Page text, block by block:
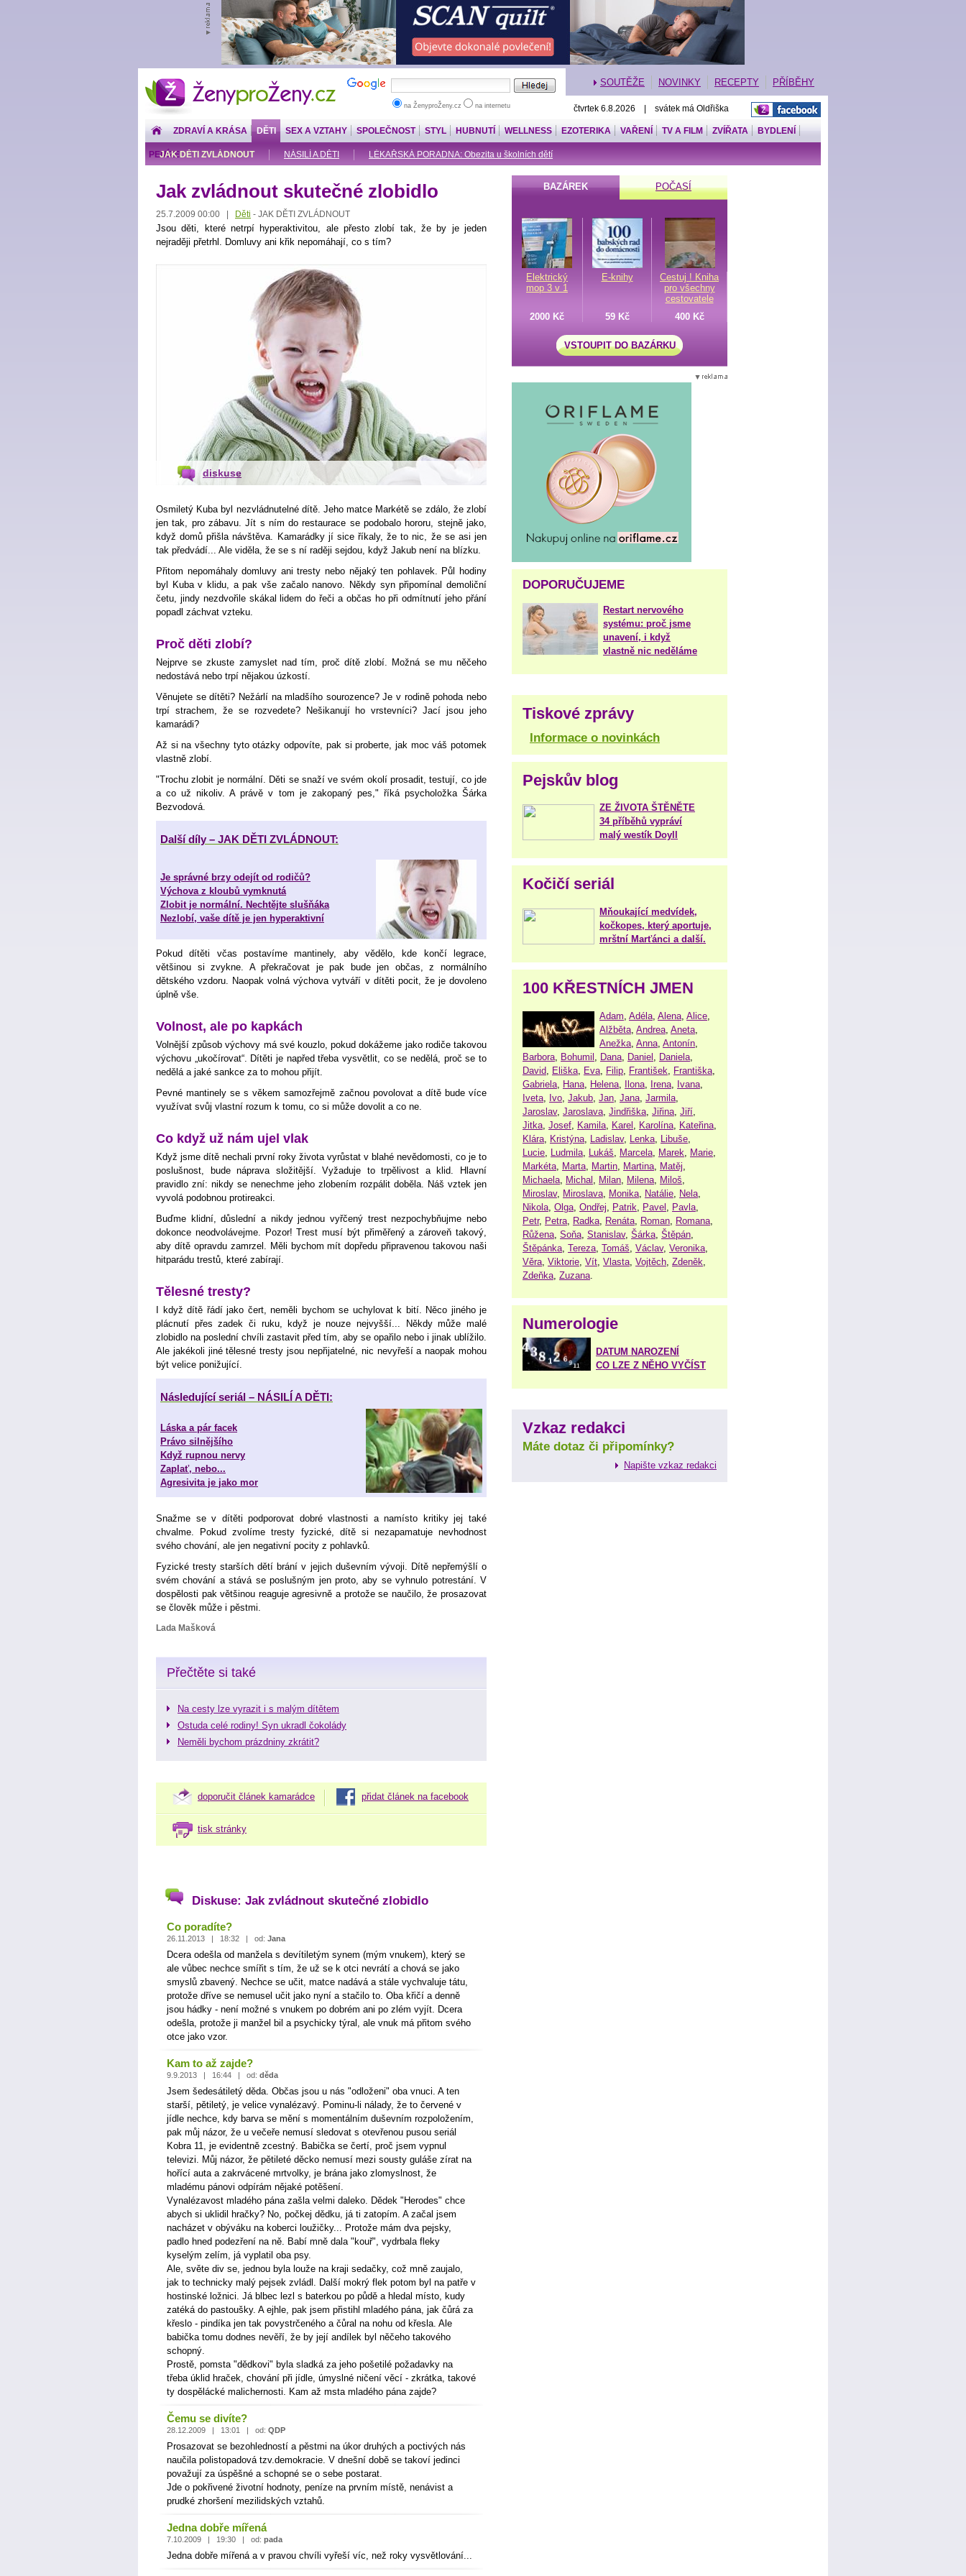
ŽenyproŽeny.cz
na ŽenyproŽeny.cz na internetu
SOUTĚŽE NOVINKY RECEPTY PŘÍBĚHY
čtvrtek 6.8.2026 | svátek má Oldřiška
ZDRAVÍ A KRÁSA DĚTI
JAK DĚTI ZVLÁDNOUT NÁSILÍ A DĚTI LÉKAŘSKÁ PORADNA: Obezita u školních dětí
SEX A VZTAHY SPOLEČNOST STYL HUBNUTÍ WELLNESS EZOTERIKA VAŘENÍ TV A FILM ZVÍŘATA BYDLENÍ
PENÍZE
Jak zvládnout skutečné zlobidlo
25.7.2009 00:00 | Děti - JAK DĚTI ZVLÁDNOUT
Jsou děti, které netrpí hyperaktivitou, ale přesto zlobí tak, že by je jeden
nejraději přetrhl. Domluvy ani křik nepomáhají, co s tím?
diskuse
Osmiletý Kuba byl nezvládnutelné dítě. Jeho matce Markétě se zdálo, že zlobí
jen tak, pro zábavu. Jít s ním do restaurace se podobalo hororu, stejně jako,
když domů přišla návštěva. Kamarádky jí sice říkaly, že to nic, že se asi jen
tak předvádí... Ale viděla, že se s ní raději sejdou, když Jakub není na blízku.
Přitom nepomáhaly domluvy ani tresty nebo nějaký ten pohlavek. Půl hodiny
byl Kuba v klidu, a pak vše začalo nanovo. Někdy syn připomínal demoliční
četu, jindy nezdvořile skákal lidem do řeči a občas ho při odmítnutí jeho přání
popadl záchvat vzteku.
Proč děti zlobí?
Nejprve se zkuste zamyslet nad tím, proč dítě zlobí. Možná se mu něčeho
nedostává nebo trpí nějakou úzkostí.
Věnujete se dítěti? Nežárlí na mladšího sourozence? Je v rodině pohoda nebo
trpí strachem, že se rozvedete? Nešikanují ho vrstevníci? Jací jsou jeho
kamarádi?
Až si na všechny tyto otázky odpovíte, pak si proberte, jak moc váš potomek
vlastně zlobí.
"Trochu zlobit je normální. Děti se snaží ve svém okolí prosadit, testují, co jde
a co už nikoliv. A právě v tom je zakopaný pes," říká psycholožka Šárka
Bezvodová.
Další díly – JAK DĚTI ZVLÁDNOUT:
Je správné brzy odejít od rodičů?
Výchova z kloubů vymknutá
Zlobit je normální. Nechtějte slušňáka
Nezlobí, vaše dítě je jen hyperaktivní
Pokud dítěti včas postavíme mantinely, aby vědělo, kde končí legrace,
většinou si zvykne. A překračovat je pak bude jen občas, z normálního
dětského vzdoru. Naopak volná výchova vytváří v dítěti pocit, že je dovoleno
úplně vše.
Volnost, ale po kapkách
Volnější způsob výchovy má své kouzlo, pokud dokážeme jako rodiče takovou
výchovu „ukočírovat“. Dítěti je napřed třeba vysvětlit, co se nedělá, proč se to
nedělá a jaké sankce za to mohou přijít.
Pevné mantinely se s věkem samozřejmě začnou povolovat a dítě bude více
využívat svůj vlastní rozum k tomu, co si může dovolit a co ne.
Co když už nám ujel vlak
Když jsme dítě nechali první roky života vyrůstat v blahé nevědomosti, co je to
poslušnost, bude náprava složitější. Vyžaduje to trpělivost a klid. Hlavní
pravidlo zní: nikdy se nenechme jeho zlobením rozpálit doběla. Náš vztek jen
vyvolá podobnou protireakci.
Buďme klidní, důslední a nikdy jednou vyřčený trest nezpochybňujme nebo
dokonce neodvolávejme. Pozor! Trest musí být přiměřený a zároveň takový,
aby dítě opravdu zamrzel. Měli bychom mít dopředu připravenou takovou naši
hitparádu trestů, které zabírají.
Tělesné tresty?
I když dítě řádí jako čert, neměli bychom se uchylovat k bití. Něco jiného je
plácnutí přes zadek či ruku, když je nouze nejvyšší... Někdy může malé
zlobidlo na poslední chvíli zastavit před tím, aby se opařilo nebo i jinak ublížilo.
Ale jakékoli jiné tělesné tresty jsou nepřijatelné, nic nevyřeší a naopak mohou
být velice ponižující.
Následující seriál – NÁSILÍ A DĚTI:
Láska a pár facek
Právo silnějšího
Když rupnou nervy
Zaplať, nebo...
Agresivita je jako mor
Snažme se v dítěti podporovat dobré vlastnosti a namísto kritiky jej také
chvalme. Pokud zvolíme tresty fyzické, dítě si nezapamatuje nevhodnost
svého chování, ale jen negativní pocity z pohlavků.
Fyzické tresty starších dětí brání v jejich duševním vývoji. Dítě nepřemýšlí o
svém chování a stává se poslušným jen proto, aby se vyhnulo potrestání. V
dospělosti pak většinou reaguje agresivně a protože se naučilo, že prosazovat
se člověk může i pěstmi.
Lada Mašková
Přečtěte si také
Na cesty lze vyrazit i s malým dítětem
Ostuda celé rodiny! Syn ukradl čokolády
Neměli bychom prázdniny zkrátit?
doporučit článek kamarádce přidat článek na facebook
tisk stránky
Diskuse: Jak zvládnout skutečné zlobidlo
Co poradíte?
26.11.2013 | 18:32 | od: Jana
Dcera odešla od manžela s devítiletým synem (mým vnukem), který se
ale vůbec nechce smířit s tím, že už se k otci nevrátí a chová se jako
smyslů zbavený. Nechce se učit, matce nadává a stále vychvaluje tátu,
protože dříve se nemusel učit jako nyní a stačilo to. Oba křičí a denně
jsou hádky - není možné s vnukem po dobrém ani po zlém vyjít. Dcera
odešla, protože ji manžel bil a psychicky týral, ale vnuk má přitom svého
otce jako vzor.
Kam to až zajde?
9.9.2013 | 16:44 | od: děda
Jsem šedesátiletý děda. Občas jsou u nás "odloženi" oba vnuci. A ten
starší, pětiletý, je velice vynalézavý. Pominu-li nálady, že to červené v
jídle nechce, kdy barva se mění s momentálním duševním rozpoložením,
pak můj názor, že u večeře nemusí sledovat s otevřenou pusou seriál
Kobra 11, je evidentně zcestný. Babička se čertí, proč jsem vypnul
televizi. Můj názor, že pětileté děcko nemusí mezi sousty guláše zírat na
hořící auta a zakrvácené mrtvolky, je brána jako zlomyslnost, že
mladému pánovi odpírám nějaké potěšení.
Vynalézavost mladého pána zašla velmi daleko. Dědek "Herodes" chce
abych si uklidil hračky? No, počkej dědku, já ti zatopím. A začal jsem
nacházet v obýváku na koberci loužičky... Protože mám dva pejsky,
padlo hned podezření na ně. Babí mně dala "kouř", vydrbala fleky
kyselým zelím, já vyplatil oba psy.
Ale, světe div se, jednou byla louže na kraji sedačky, což mně zaujalo,
jak to technicky malý pejsek zvládl. Další mokrý flek potom byl na patře v
hostinské ložnici. Já blbec lezl s baterkou po půdě a hledal místo, kudy
zatéká do pastoušky. A ejhle, pak jsem přistihl mladého pána, jak čůrá za
křeslo - pindíka jen tak povystrčeného a čůral na nohu od křesla. Ale
babička tomu dodnes nevěří, že by její andílek byl něčeho takového
schopný.
Prostě, pomsta "dědkovi" byla sladká za jeho pošetilé požadavky na
třeba úklid hraček, chování při jídle, úmyslné ničení věcí - zkrátka, takové
ty dospělácké malichernosti. Kam až msta mladého pána zajde?
Čemu se divíte?
28.12.2009 | 13:01 | od: QDP
Prosazovat se bezohledností a pěstmi na úkor druhých a poctivých nás
naučila polistopadová tzv.demokracie. V dnešní době se takoví jedinci
považují za úspěšné a schopné se o sebe postarat.
Jde o pokřivené životní hodnoty, peníze na prvním místě, nenávist a
prudké zhoršení mezilidských vztahů.
Jedna dobře mířená
7.10.2009 | 19:30 | od: pada
Jedna dobře mířená a v pravou chvíli vyřeší víc, než roky vysvětlování...
BAZÁREK POČASÍ
Elektrický
mop 3 v 1
E-knihy
Cestuj ! Kniha
pro všechny
cestovatele
2000 Kč
59 Kč 400 Kč
VSTOUPIT DO BAZÁRKU
DOPORUČUJEME
Restart nervového
systému: proč jsme
unavení, i když
vlastně nic neděláme
Tiskové zprávy
Informace o novinkách
Pejskův blog
ZE ŽIVOTA ŠTĚNĚTE
34 příběhů vypráví
malý westík Doyll
Kočičí seriál
Mňoukající medvídek,
kočkopes, který aportuje,
mrštní Marťánci a další.
100 KŘESTNÍCH JMEN
Adam Adéla Alena Alice
Alžběta Andrea Aneta
Anežka Anna Antonín
Barbora Bohumil Dana Daniel Daniela
David Eliška Eva Filip František Františka
Gabriela Hana Helena Ilona Irena Ivana
Iveta Ivo Jakub Jan Jana Jarmila
Jaroslav, Jaroslava Jindřiška Jiřina Jiří
Jitka Josef Kamila Karel Karolína Kateřina
Klára Kristýna Ladislav, Lenka Libuše
Lucie Ludmila Lukáš Marcela Marek Marie
Markéta Marta Martin Martina Matěj
Michaela Michal Milan Milena Miloš
Miroslav, Miroslava Monika Natálie Nela
Nikola Olga Ondřej Patrik Pavel Pavla
Petr, Petra Radka Renáta Roman Romana
Růžena Soňa Stanislav, Šárka Štěpán
Štěpánka Tereza Tomáš Václav, Veronika
Věra Viktorie Vít Vlasta Vojtěch Zdeněk
Zdeňka Zuzana
Numerologie
DATUM NAROZENÍ
CO LZE Z NĚHO VYČÍST
Vzkaz redakci
Máte dotaz či připomínky?
Napište vzkaz redakci